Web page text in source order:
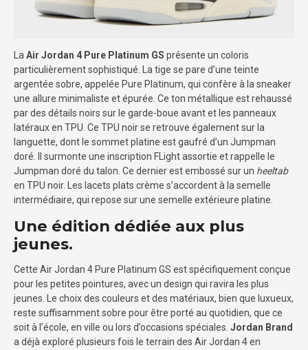
LaAir Jordan 4 Pure Platinum GS présente un coloris
particulièrement sophistiqué. La tige se pare d’une teinte
argentée sobre, appelée Pure Platinum, qui confère à la sneaker
une allure minimaliste et épurée. Ce ton métallique est rehaussé
par des détails noirs sur le garde-boue avant et les panneaux
latéraux en TPU. Ce TPU noir se retrouve également sur la
languette, dont le sommet platine est gaufré d’un Jumpman
doré. Il surmonte une inscription FLight assortie et rappelle le
Jumpman doré du talon. Ce dernier est embossé sur un heeltab
en TPU noir. Les lacets plats crème s’accordent à la semelle
intermédiaire, qui repose sur une semelle extérieure platine.
Une édition dédiée aux plus
jeunes.
Cette Air Jordan 4 Pure Platinum GS est spécifiquement conçue
pour les petites pointures, avec un design qui ravira les plus
jeunes. Le choix des couleurs et des matériaux, bien que luxueux,
reste suffisamment sobre pour être porté au quotidien, que ce
soit à l’école, en ville ou lors d’occasions spéciales. Jordan Brand
a déjà exploré plusieurs fois le terrain des Air Jordan 4 en